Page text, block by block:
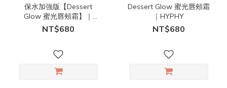
保水加強版【Dessert
Glow 蜜光唇頰霜】｜
HYPHY
NT$680
Dessert Glow 蜜光唇頰霜
｜HYPHY
NT$680